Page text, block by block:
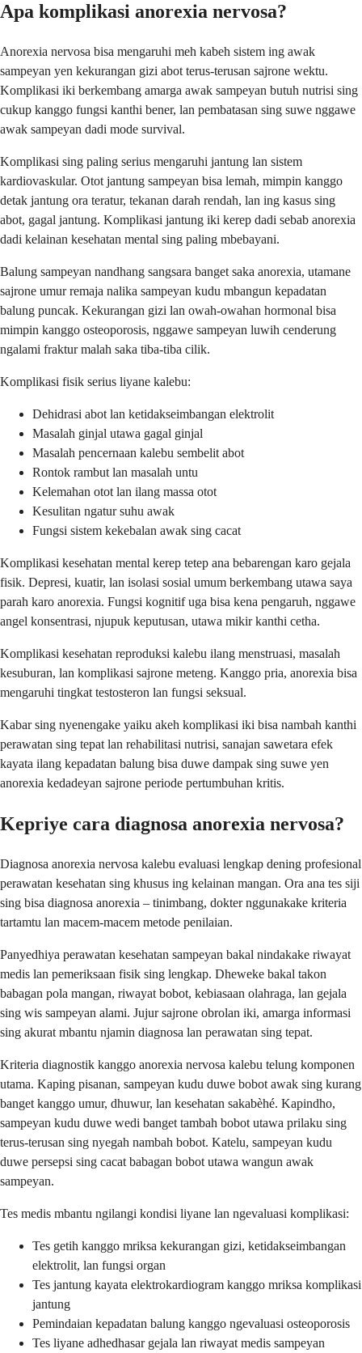
Apa komplikasi anorexia nervosa?
Anorexia nervosa bisa mengaruhi meh kabeh sistem ing awak
sampeyan yen kekurangan gizi abot terus-terusan sajrone wektu.
Komplikasi iki berkembang amarga awak sampeyan butuh nutrisi sing
cukup kanggo fungsi kanthi bener, lan pembatasan sing suwe nggawe
awak sampeyan dadi mode survival.
Komplikasi sing paling serius mengaruhi jantung lan sistem
kardiovaskular. Otot jantung sampeyan bisa lemah, mimpin kanggo
detak jantung ora teratur, tekanan darah rendah, lan ing kasus sing
abot, gagal jantung. Komplikasi jantung iki kerep dadi sebab anorexia
dadi kelainan kesehatan mental sing paling mbebayani.
Balung sampeyan nandhang sangsara banget saka anorexia, utamane
sajrone umur remaja nalika sampeyan kudu mbangun kepadatan
balung puncak. Kekurangan gizi lan owah-owahan hormonal bisa
mimpin kanggo osteoporosis, nggawe sampeyan luwih cenderung
ngalami fraktur malah saka tiba-tiba cilik.
Komplikasi fisik serius liyane kalebu:
Dehidrasi abot lan ketidakseimbangan elektrolit
Masalah ginjal utawa gagal ginjal
Masalah pencernaan kalebu sembelit abot
Rontok rambut lan masalah untu
Kelemahan otot lan ilang massa otot
Kesulitan ngatur suhu awak
Fungsi sistem kekebalan awak sing cacat
Komplikasi kesehatan mental kerep tetep ana bebarengan karo gejala
fisik. Depresi, kuatir, lan isolasi sosial umum berkembang utawa saya
parah karo anorexia. Fungsi kognitif uga bisa kena pengaruh, nggawe
angel konsentrasi, njupuk keputusan, utawa mikir kanthi cetha.
Komplikasi kesehatan reproduksi kalebu ilang menstruasi, masalah
kesuburan, lan komplikasi sajrone meteng. Kanggo pria, anorexia bisa
mengaruhi tingkat testosteron lan fungsi seksual.
Kabar sing nyenengake yaiku akeh komplikasi iki bisa nambah kanthi
perawatan sing tepat lan rehabilitasi nutrisi, sanajan sawetara efek
kayata ilang kepadatan balung bisa duwe dampak sing suwe yen
anorexia kedadeyan sajrone periode pertumbuhan kritis.
Kepriye cara diagnosa anorexia nervosa?
Diagnosa anorexia nervosa kalebu evaluasi lengkap dening profesional
perawatan kesehatan sing khusus ing kelainan mangan. Ora ana tes siji
sing bisa diagnosa anorexia – tinimbang, dokter nggunakake kriteria
tartamtu lan macem-macem metode penilaian.
Panyedhiya perawatan kesehatan sampeyan bakal nindakake riwayat
medis lan pemeriksaan fisik sing lengkap. Dheweke bakal takon
babagan pola mangan, riwayat bobot, kebiasaan olahraga, lan gejala
sing wis sampeyan alami. Jujur sajrone obrolan iki, amarga informasi
sing akurat mbantu njamin diagnosa lan perawatan sing tepat.
Kriteria diagnostik kanggo anorexia nervosa kalebu telung komponen
utama. Kaping pisanan, sampeyan kudu duwe bobot awak sing kurang
banget kanggo umur, dhuwur, lan kesehatan sakabèhé. Kapindho,
sampeyan kudu duwe wedi banget tambah bobot utawa prilaku sing
terus-terusan sing nyegah nambah bobot. Katelu, sampeyan kudu
duwe persepsi sing cacat babagan bobot utawa wangun awak
sampeyan.
Tes medis mbantu ngilangi kondisi liyane lan ngevaluasi komplikasi:
Tes getih kanggo mriksa kekurangan gizi, ketidakseimbangan
elektrolit, lan fungsi organ
Tes jantung kayata elektrokardiogram kanggo mriksa komplikasi
jantung
Pemindaian kepadatan balung kanggo ngevaluasi osteoporosis
Tes liyane adhedhasar gejala lan riwayat medis sampeyan